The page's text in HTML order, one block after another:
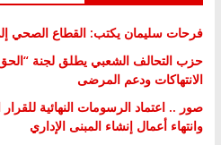
فرحات سليمان يكتب: القطاع الصحي
حزب التحالف الشعبي يطلق لجنة
الانتهاكات ودعم المرضى
صور .. اعتماد الرسومات النهائية
وانتهاء أعمال إنشاء المبنى الإداري